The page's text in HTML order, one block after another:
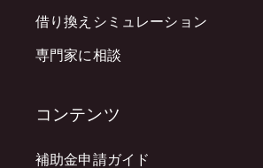
借り換えシミュレーション
専門家に相談
コンテンツ
補助金申請ガイド